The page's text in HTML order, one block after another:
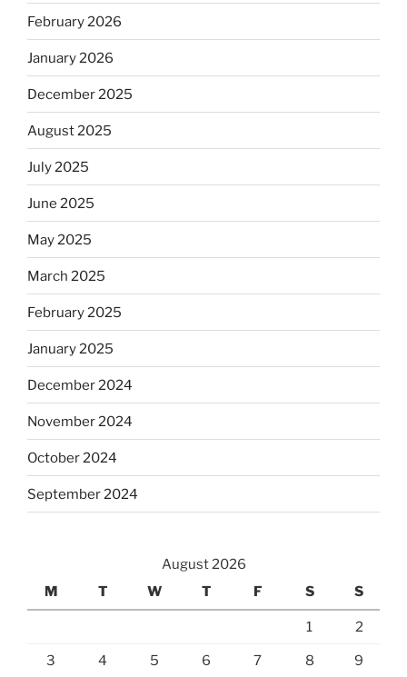
February 2026
January 2026
December 2025
August 2025
July 2025
June 2025
May 2025
March 2025
February 2025
January 2025
December 2024
November 2024
October 2024
September 2024
August 2026
M
T W T F S S
1 2
3 4 5 6 7 8 9